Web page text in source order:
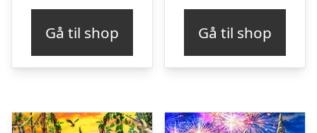
Gå til shop Gå til shop